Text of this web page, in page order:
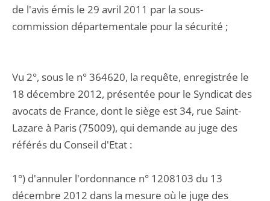
de l'avis émis le 29 avril 2011 par la sous-
commission départementale pour la sécurité ;
Vu 2°, sous le n° 364620, la requête, enregistrée le
18 décembre 2012, présentée pour le Syndicat des
avocats de France, dont le siège est 34, rue Saint-
Lazare à Paris (75009), qui demande au juge des
référés du Conseil d'Etat :
1°) d'annuler l'ordonnance n° 1208103 du 13
décembre 2012 dans la mesure où le juge des